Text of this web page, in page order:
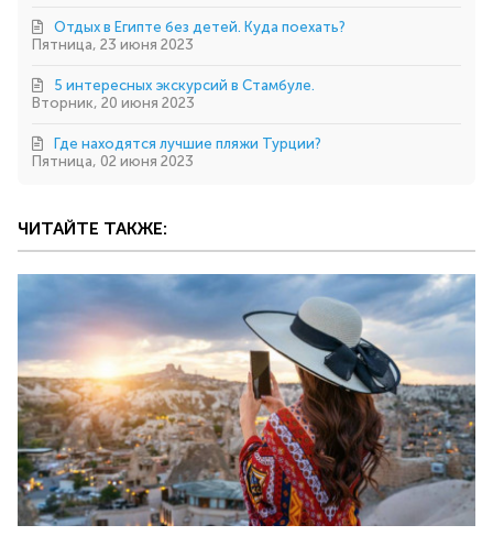
Пятница, 23 июня 2023
Отдых в Египте без детей. Куда поехать?
Вторник, 20 июня 2023
5 интересных экскурсий в Стамбуле.
Пятница, 02 июня 2023
Где находятся лучшие пляжи Турции?
ЧИТАЙТЕ ТАКЖЕ: